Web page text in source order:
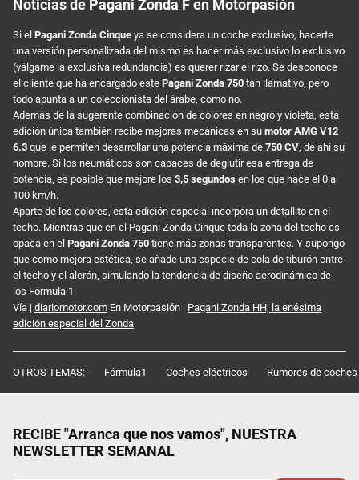
Noticias de Pagani Zonda F en Motorpasión
Si el Pagani Zonda Cinque ya se considera un coche exclusivo, hacerte
una versión personalizada del mismo es hacer más exclusivo lo exclusivo
(válgame la exclusiva redundancia) es querer rizar el rizo. Se desconoce
el cliente que ha encargado este Pagani Zonda 750 tan llamativo, pero
todo apunta a un coleccionista del árabe, como no.
Además de la sugerente combinación de colores en negro y violeta, esta
edición única también recibe mejoras mecánicas en su motor AMG V12
6.3 que le permiten desarrollar una potencia máxima de 750 CV , de ahí su
nombre. Si los neumáticos son capaces de deglutir esa entrega de
potencia, es posible que mejore los 3,5 segundos en los que hace el 0 a
100 km/h.
Aparte de los colores, esta edición especial incorpora un detallito en el
techo. Mientras que en el Pagani Zonda Cinque toda la zona del techo es
opaca en el Pagani Zonda 750 tiene más zonas transparentes. Y supongo
que como mejora estética, se añade una especie de cola de tiburón entre
el techo y el alerón, simulando la tendencia de diseño aerodinámico de
los Fórmula 1.
Vía | diariomotor.com En Motorpasión | Pagani Zonda HH, la enésima
edición especial del Zonda
OTROS TEMAS: Fórmula1 Coches eléctricos Rumores de coches
RECIBE "Arranca que nos vamos", NUESTRA
NEWSLETTER SEMANAL